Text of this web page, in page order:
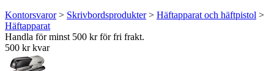
Kontorsvaror> Skrivbordsprodukter> Häftapparat och häftpistol >
Häftapparat
Handla för minst 500 kr för fri frakt.
500 kr kvar